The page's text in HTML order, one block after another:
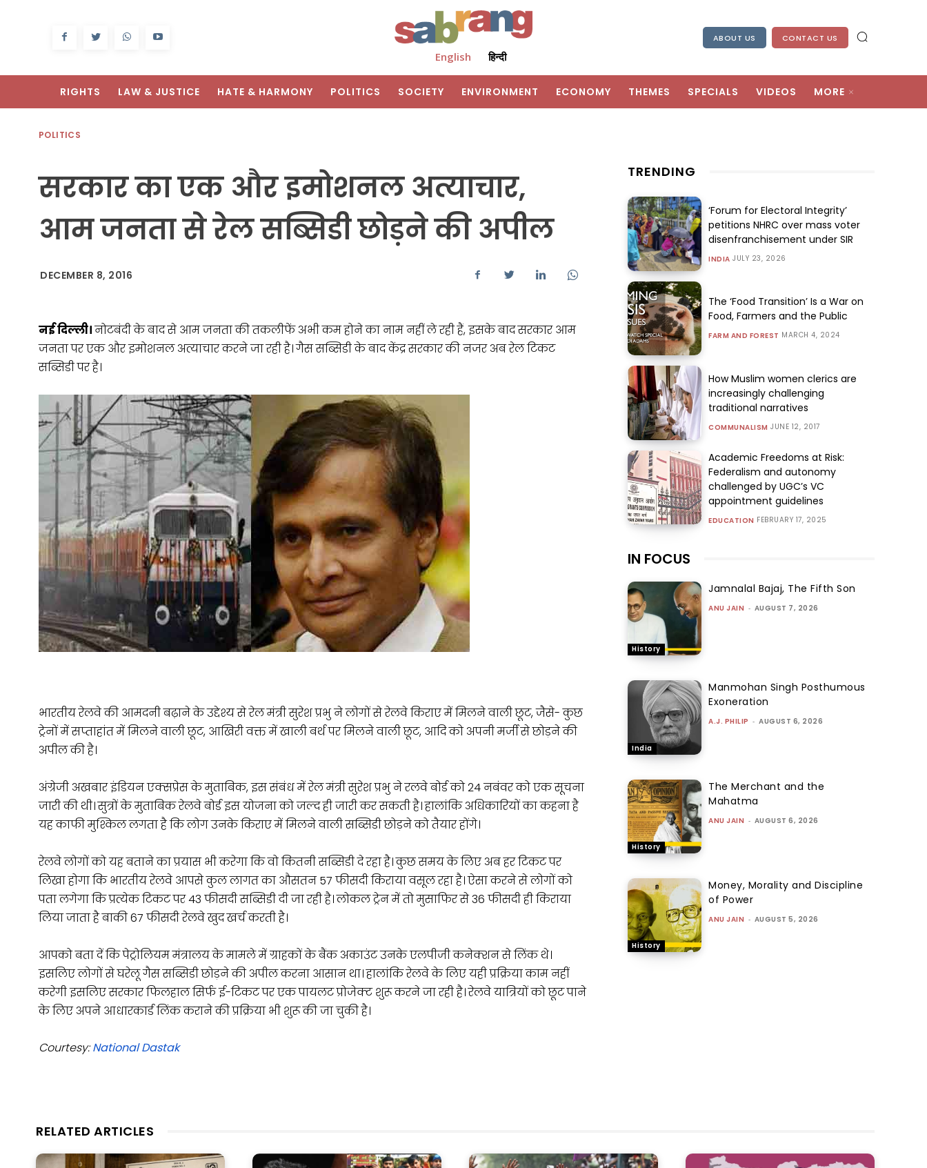
English हिन्दी
ABOUT US CONTACT US
RIGHTS LAW & JUSTICE HATE & HARMONY POLITICS SOCIETY ENVIRONMENT ECONOMY THEMES SPECIALS VIDEOS MORE
POLITICS
सरकार का एक और इमोशनल अत्याचार,
आम जनता से रेल सब्सिडी छोड़ने की अपील
DECEMBER 8, 2016
नई दिल्ली।नोटबंदी के बाद से आम जनता की तकलीफें अभी कम होने का नाम नहीं ले रही हैं, इसके बाद सरकार आम
जनता पर एक और इमोशनल अत्याचार करने जा रही है। गैस सब्सिडी के बाद केंद्र सरकार की नजर अब रेल टिकट
सब्सिडी पर है।
भारतीय रेलवे की आमदनी बढ़ाने के उद्देश्य से रेल मंत्री सुरेश प्रभु ने लोगों से रेलवे किराए में मिलने वाली छूट, जैसे- कुछ
ट्रेनों में सप्ताहांत में मिलने वाली छूट, आखिरी वक्त में खाली बर्थ पर मिलने वाली छूट, आदि को अपनी मर्जी से छोड़ने की
अपील की है।
अंग्रेजी अखबार इंडियन एक्सप्रेस के मुताबिक, इस संबंध में रेल मंत्री सुरेश प्रभु ने रलवे बोर्ड को 24 नबंवर को एक सूचना
जारी की थी। सुत्रों के मुताबिक रेलवे बोर्ड इस योजना को जल्द ही जारी कर सकती है। हालांकि अधिकारियों का कहना है
यह काफी मुश्किल लगता है कि लोग उनके किराए में मिलने वाली सब्सिडी छोड़ने को तैयार होंगे।
रेलवे लोगों को यह बताने का प्रयास भी करेगा कि वो कितनी सब्सिडी दे रहा है। कुछ समय के लिए अब हर टिकट पर
लिखा होगा कि भारतीय रेलवे आपसे कुल लागत का औसतन 57 फीसदी किराया वसूल रहा है। ऐसा करने से लोगों को
पता लगेगा कि प्रत्येक टिकट पर 43 फीसदी सब्सिडी दी जा रही है। लोकल ट्रेन में तो मुसाफिर से 36 फीसदी ही किराया
लिया जाता है बाकी 67 फीसदी रेलवे खुद खर्च करती है।
आपको बता दें कि पेट्रोलियम मंत्रालय के मामले में ग्राहकों के बैंक अकाउंट उनके एलपीजी कनेक्शन से लिंक थे।
इसलिए लोगों से घरेलू गैस सब्सिडी छोड़ने की अपील करना आसान था। हालांकि रेलवे के लिए यही प्रक्रिया काम नहीं
करेगी इसलिए सरकार फिलहाल सिर्फ ई-टिकट पर एक पायलट प्रोजेक्ट शुरू करने जा रही है। रेलवे यात्रियों को छूट पाने
के लिए अपने आधारकार्ड लिंक कराने की प्रक्रिया भी शुरू की जा चुकी है।
Courtesy:National Dastak
TRENDING
‘Forum for Electoral Integrity’
petitions NHRC over mass voter
disenfranchisement under SIR
INDIA JULY 23, 2026
The ‘Food Transition’ Is a War on
Food, Farmers and the Public
FARM AND FOREST MARCH 4, 2024
How Muslim women clerics are
increasingly challenging
traditional narratives
COMMUNALISM JUNE 12, 2017
Academic Freedoms at Risk:
Federalism and autonomy
challenged by UGC’s VC
appointment guidelines
EDUCATION FEBRUARY 17, 2025
IN FOCUS
History
Jamnalal Bajaj, The Fifth Son
ANU JAIN - AUGUST 7, 2026
India
Manmohan Singh Posthumous
Exoneration
A.J. PHILIP - AUGUST 6, 2026
History
The Merchant and the
Mahatma
ANU JAIN - AUGUST 6, 2026
History
Money, Morality and Discipline
of Power
ANU JAIN - AUGUST 5, 2026
RELATED ARTICLES